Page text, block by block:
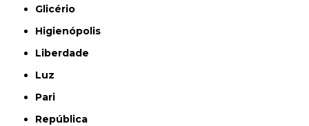
Glicério
Higienópolis
Liberdade
Luz
Pari
República